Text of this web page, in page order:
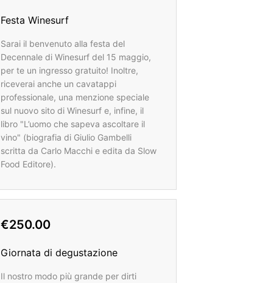
Festa Winesurf
Sarai il benvenuto alla festa del
Decennale di Winesurf del 15 maggio,
per te un ingresso gratuito! Inoltre,
riceverai anche un cavatappi
professionale, una menzione speciale
sul nuovo sito di Winesurf e, infine, il
libro "L’uomo che sapeva ascoltare il
vino" (biografia di Giulio Gambelli
scritta da Carlo Macchi e edita da Slow
Food Editore).
€250.00
Giornata di degustazione
Il nostro modo più grande per dirti